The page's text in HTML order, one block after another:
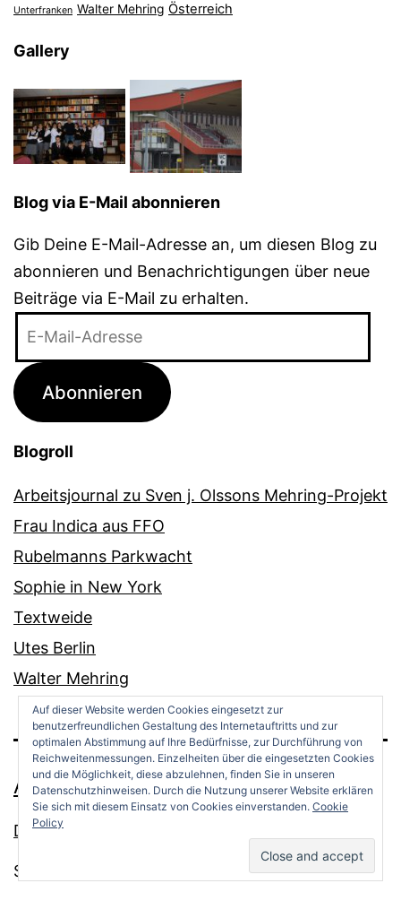
Unterfranken Walter Mehring Österreich
Gallery
Blog via E-Mail abonnieren
Gib Deine E-Mail-Adresse an, um diesen Blog zu
abonnieren und Benachrichtigungen über neue
Beiträge via E-Mail zu erhalten.
Adresse
Abonnieren
Blogroll
Arbeitsjournal zu Sven j. Olssons Mehring-Projekt
Frau Indica aus FFO
Rubelmanns Parkwacht
Sophie in New York
Textweide
Utes Berlin
Walter Mehring
ANDREAS OPPERMANN
Datenschutz
Stolz präsentiert von WordPress.
Auf dieser Website werden Cookies eingesetzt zur
benutzerfreundlichen Gestaltung des Internetauftritts und zur
optimalen Abstimmung auf Ihre Bedürfnisse, zur Durchführung von
Reichweitenmessungen. Einzelheiten über die eingesetzten Cookies
und die Möglichkeit, diese abzulehnen, finden Sie in unseren
Datenschutzhinweisen. Durch die Nutzung unserer Website erklären
Sie sich mit diesem Einsatz von Cookies einverstanden. Cookie
Policy